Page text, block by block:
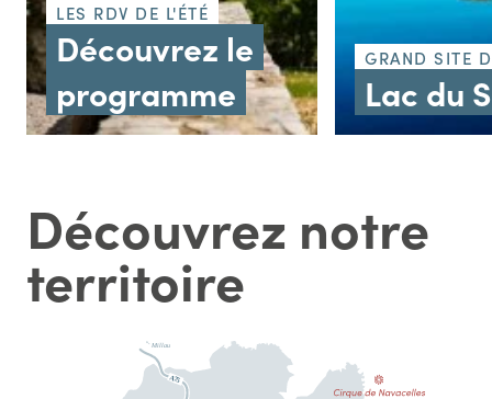
LES RDV DE L'ÉTÉ
Découvrez le
programme
GRAND SITE
Lac du
Découvrez notre
territoire